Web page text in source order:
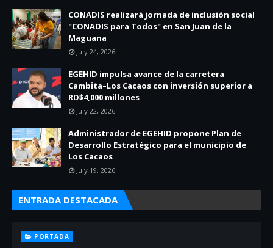
CONADIS realizará jornada de inclusión social
"CONADIS para Todos" en San Juan de la
Maguana
July 24, 2026
EGEHID impulsa avance de la carretera
Cambita–Los Cacaos con inversión superior a
RD$4,000 millones
July 22, 2026
Administrador de EGEHID propone Plan de
Desarrollo Estratégico para el municipio de
Los Cacaos
July 19, 2026
ENTRADA DESTACADA
PORTADA